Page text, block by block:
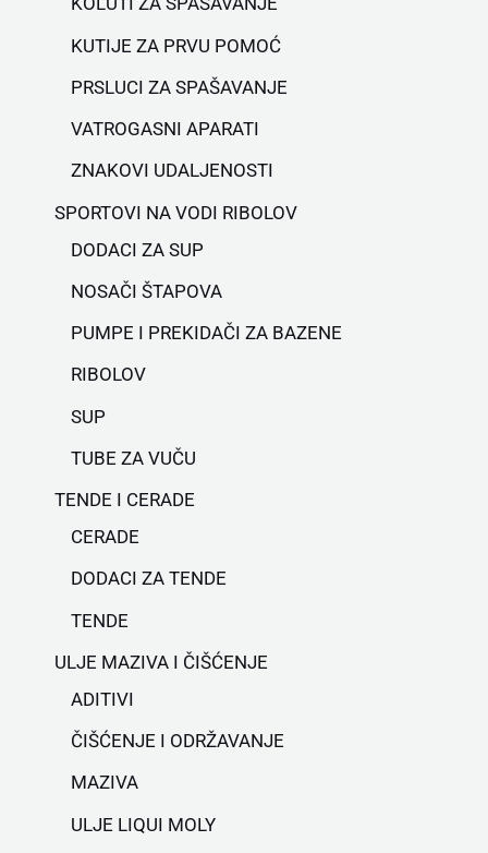
KUTIJE ZA PRVU POMOĆ
PRSLUCI ZA SPAŠAVANJE
VATROGASNI APARATI
ZNAKOVI UDALJENOSTI
SPORTOVI NA VODI RIBOLOV
DODACI ZA SUP
NOSAČI ŠTAPOVA
PUMPE I PREKIDAČI ZA BAZENE
RIBOLOV
SUP
TUBE ZA VUČU
TENDE I CERADE
CERADE
DODACI ZA TENDE
TENDE
ULJE MAZIVA I ČIŠĆENJE
ADITIVI
ČIŠĆENJE I ODRŽAVANJE
MAZIVA
ULJE LIQUI MOLY